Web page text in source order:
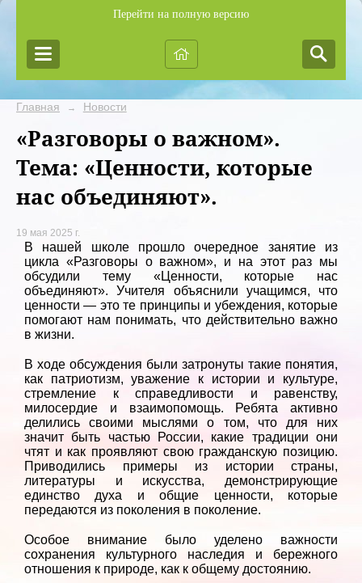
Перейти на полную версию
Главная → Новости
«Разговоры о важном».
Тема: «Ценности, которые
нас объединяют».
19 мая 2025 г.
В нашей школе прошло очередное занятие из
цикла «Разговоры о важном», и на этот раз мы
обсудили тему «Ценности, которые нас
объединяют». Учителя объяснили учащимся, что
ценности — это те принципы и убеждения, которые
помогают нам понимать, что действительно важно
в жизни.
В ходе обсуждения были затронуты такие понятия,
как патриотизм, уважение к истории и культуре,
стремление к справедливости и равенству,
милосердие и взаимопомощь. Ребята активно
делились своими мыслями о том, что для них
значит быть частью России, какие традиции они
чтят и как проявляют свою гражданскую позицию.
Приводились примеры из истории страны,
литературы и искусства, демонстрирующие
единство духа и общие ценности, которые
передаются из поколения в поколение.
Особое внимание было уделено важности
сохранения культурного наследия и бережного
отношения к природе, как к общему достоянию.